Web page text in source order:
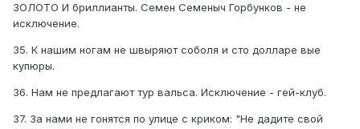
ЗОЛОТО И бриллианты. Семен Семеныч Горбунков - не
исключение.
35. К нашим ногам не швыряют соболя и сто долларе вые
купюры.
36. Нам не предлагают тур вальса. Исключение - гей-клуб.
37. За нами не гонятся по улице с криком: "Не дадите свой